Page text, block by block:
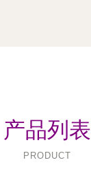
产品列表
PRODUCT